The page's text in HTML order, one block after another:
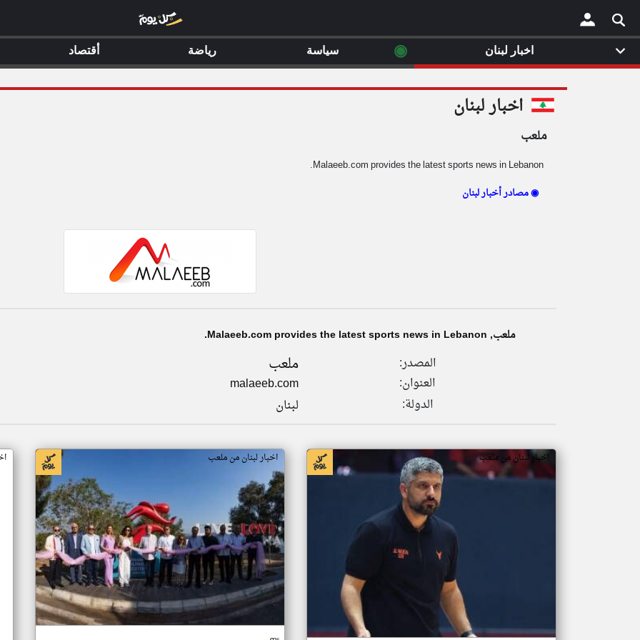
× اخبار لبنان
ملعب
Malaeeb.com provides the latest sports news in Lebanon.
مصادر أخبار لبنان ◉
ملعب, Malaeeb.com provides the latest sports news in Lebanon.
المصدر: ملعب
العنوان:
malaeeb.com
الدولة:
لبنان
اخبار لبنان من ملعب اخبار لبنان من ملعب
اخبار لبنان ◉ سياسة رياضة أقتصاد